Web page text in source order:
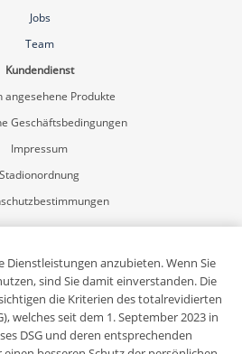
Jobs
Team
Kundendienst
angesehene Produkte
Geschäftsbedingungen
Impressum
Stadionordnung
Mein Konto
Registrierung
Anmelden
Newsletter abonnieren
Dienstleistungen anzubieten. Wenn Sie
sind Sie damit einverstanden. Die
die Kriterien des totalrevidierten
welches seit dem 1. September 2023 in
DSG und deren entsprechenden